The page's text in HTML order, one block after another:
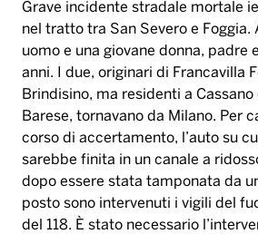
Grave incidente stradale mortale
nel tratto tra San Severo e Foggia.
uomo e una giovane donna, padre
anni. I due, originari di Francavilla
Brindisino, ma residenti a Cassano
Barese, tornavano da Milano. Per
corso di accertamento, l’auto su
sarebbe finita in un canale a
dopo essere stata tamponata da
posto sono intervenuti i vigili del
del 118. È stato necessario